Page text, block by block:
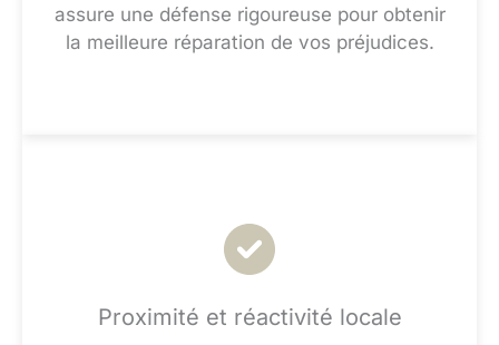
assure une défense rigoureuse pour obtenir
la meilleure réparation de vos préjudices.
Proximité et réactivité locale